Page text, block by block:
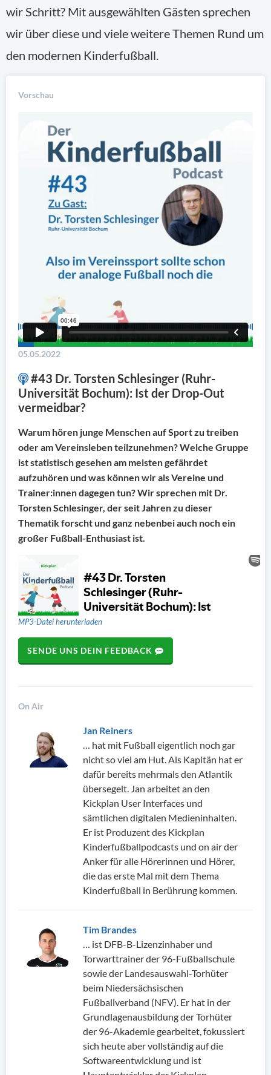
wir Schritt? Mit ausgewählten Gästen sprechen
wir über diese und viele weitere Themen Rund um
den modernen Kinderfußball.
Vorschau
05.05.2022
#43 Dr. Torsten Schlesinger (Ruhr-
Universität Bochum): Ist der Drop-Out
vermeidbar?
Warum hören junge Menschen auf Sport zu treiben
oder am Vereinsleben teilzunehmen? Welche Gruppe
ist statistisch gesehen am meisten gefährdet
aufzuhören und was können wir als Vereine und
Trainer:innen dagegen tun? Wir sprechen mit Dr.
Torsten Schlesinger, der seit Jahren zu dieser
Thematik forscht und ganz nebenbei auch noch ein
großer Fußball-Enthusiast ist.
MP3-Datei herunterladen
SENDE UNS DEIN FEEDBACK
On Air
Jan Reiners
… hat mit Fußball eigentlich noch gar
nicht so viel am Hut. Als Kapitän hat er
dafür bereits mehrmals den Atlantik
übersegelt. Jan arbeitet an den
Kickplan User Interfaces und
sämtlichen digitalen Medieninhalten.
Er ist Produzent des Kickplan
Kinderfußballpodcasts und on air der
Anker für alle Hörerinnen und Hörer,
die das erste Mal mit dem Thema
Kinderfußball in Berührung kommen.
Tim Brandes
… ist DFB-B-Lizenzinhaber und
Torwarttrainer der 96-Fußballschule
sowie der Landesauswahl-Torhüter
beim Niedersächsischen
Fußballverband (NFV). Er hat in der
Grundlagenausbildung der Torhüter
der 96-Akademie gearbeitet, fokussiert
sich heute aber vollständig auf die
Softwareentwicklung und ist